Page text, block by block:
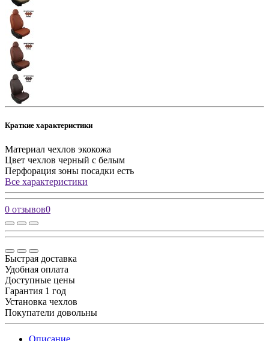
Краткие характеристики
Материал чехлов экокожа
Цвет чехлов черный с белым
Перфорация зоны посадки есть
Все характеристики
0 отзывов0
Быстрая доставка
Удобная оплата
Доступные цены
Гарантия 1 год
Установка чехлов
Покупатели довольны
Описание